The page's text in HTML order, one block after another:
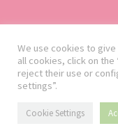
We use cookies to
all cookies, click on
reject their use or
settings”.
Cookie Settings